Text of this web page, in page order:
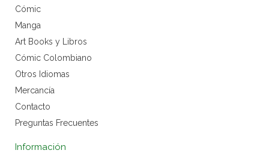
Cómic
Manga
Art Books y Libros
Cómic Colombiano
Otros Idiomas
Mercancía
Contacto
Preguntas Frecuentes
Información